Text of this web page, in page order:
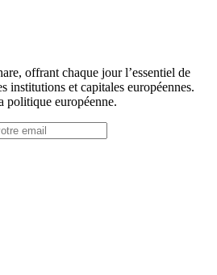
offrant chaque jour l’essentiel de
institutions et capitales européennes.
politique européenne.